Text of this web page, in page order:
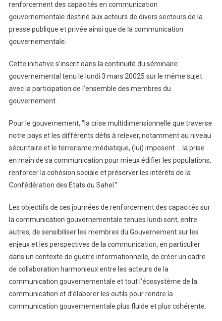
renforcement des capacités en communication
gouvernementale destiné aux acteurs de divers secteurs de la
presse publique et privée ainsi que de la communication
gouvernementale.
Cette initiative s’inscrit dans la continuité du séminaire
gouvernemental tenu le lundi 3 mars 20025 sur le même sujet
avec la participation de l’ensemble des membres du
gouvernement.
Pour le gouvernement, ‘‘la crise multidimensionnelle que traverse
notre pays et les différents défis à relever, notamment au niveau
sécuritaire et le terrorisme médiatique, (lui) imposent … la prise
en main de sa communication pour mieux édifier les populations,
renforcer la cohésion sociale et préserver les intérêts de la
Confédération des États du Sahel.’’
Les objectifs de ces journées de renforcement des capacités sur
la communication gouvernementale tenues lundi sont, entre
autres, de sensibiliser les membres du Gouvernement sur les
enjeux et les perspectives de la communication, en particulier
dans un contexte de guerre informationnelle, de créer un cadre
de collaboration harmonieux entre les acteurs de la
communication gouvernementale et tout l’écosystème de la
communication et d’élaborer les outils pour rendre la
communication gouvernementale plus fluide et plus cohérente.